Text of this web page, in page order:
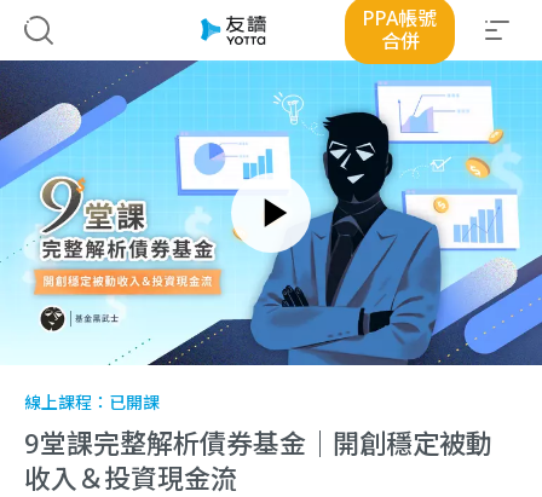
PPA帳號
合併
線上課程： 已開課
9堂課完整解析債券基金｜開創穩定被動
收入＆投資現金流